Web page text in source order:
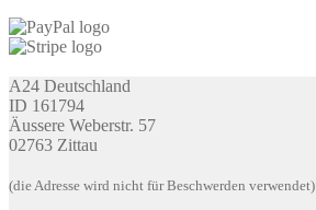
A24 Deutschland
ID 161794
Äussere Weberstr. 57
02763 Zittau
(die Adresse wird nicht für Beschwerden verwendet)